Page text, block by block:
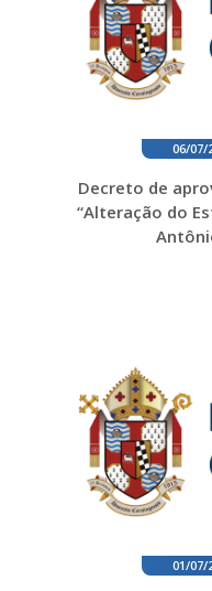
06/07/
Decreto de
“Alteração do
01/07/